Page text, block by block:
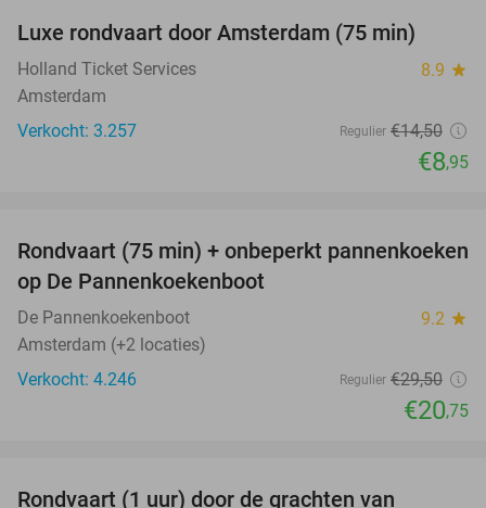
Luxe rondvaart door Amsterdam (75 min)
Holland Ticket Services 8.9 star
Amsterdam
Verkocht: 3.257
Regulier €14,50
€8,95
30%
Rondvaart (75 min) + onbeperkt pannenkoeken
op De Pannenkoekenboot
De Pannenkoekenboot 9.2 star
Amsterdam (+2 locaties)
Verkocht: 4.246
Regulier €29,50
€20,75
Rondvaart (1 uur) door de grachten van